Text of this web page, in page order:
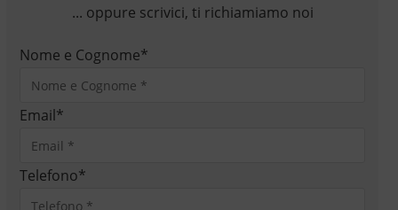
... oppure scrivici, ti richiamiamo noi
Nome e Cognome*
Email*
Telefono*